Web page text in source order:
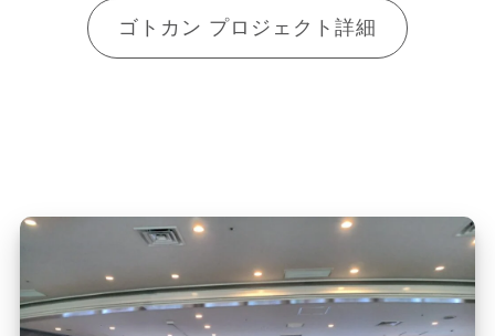
ゴトカン プロジェクト詳細